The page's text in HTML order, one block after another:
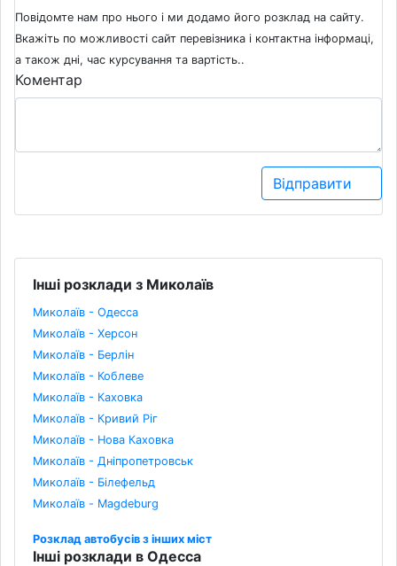
Повідомте нам про нього і ми додамо його розклад на сайту.
Вкажіть по можливості сайт перевізника і контактна інформаці,
а також дні, час курсування та вартість..
Коментар
Відправити
Інші розклади з Миколаїв
Миколаїв - Одесса
Миколаїв - Херсон
Миколаїв - Берлін
Миколаїв - Коблеве
Миколаїв - Каховка
Миколаїв - Кривий Ріг
Миколаїв - Нова Каховка
Миколаїв - Дніпропетровськ
Миколаїв - Білефельд
Миколаїв - Magdeburg
Розклад автобусів з інших міст
Інші розклади в Одесса